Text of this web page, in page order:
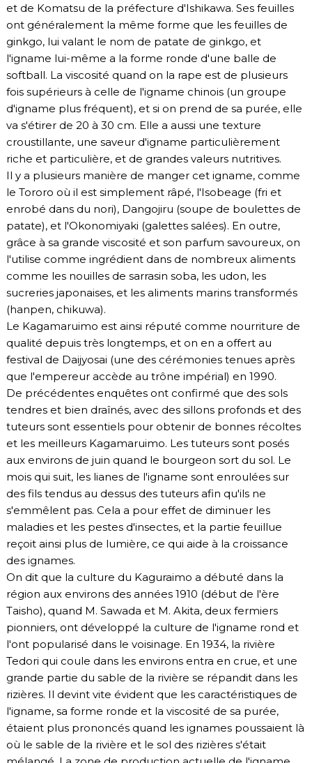
et de Komatsu de la préfecture d'Ishikawa. Ses feuilles
ont généralement la même forme que les feuilles de
ginkgo, lui valant le nom de patate de ginkgo, et
l'igname lui-même a la forme ronde d'une balle de
softball. La viscosité quand on la rape est de plusieurs
fois supérieurs à celle de l'igname chinois (un groupe
d'igname plus fréquent), et si on prend de sa purée, elle
va s'étirer de 20 à 30 cm. Elle a aussi une texture
croustillante, une saveur d'igname particulièrement
riche et particulière, et de grandes valeurs nutritives.
Il y a plusieurs manière de manger cet igname, comme
le Tororo où il est simplement râpé, l'Isobeage (fri et
enrobé dans du nori), Dangojiru (soupe de boulettes de
patate), et l'Okonomiyaki (galettes salées). En outre,
grâce à sa grande viscosité et son parfum savoureux, on
l'utilise comme ingrédient dans de nombreux aliments
comme les nouilles de sarrasin soba, les udon, les
sucreries japonaises, et les aliments marins transformés
(hanpen, chikuwa).
Le Kagamaruimo est ainsi réputé comme nourriture de
qualité depuis très longtemps, et on en a offert au
festival de Daijyosai (une des cérémonies tenues après
que l'empereur accède au trône impérial) en 1990.
De précédentes enquêtes ont confirmé que des sols
tendres et bien draînés, avec des sillons profonds et des
tuteurs sont essentiels pour obtenir de bonnes récoltes
et les meilleurs Kagamaruimo. Les tuteurs sont posés
aux environs de juin quand le bourgeon sort du sol. Le
mois qui suit, les lianes de l'igname sont enroulées sur
des fils tendus au dessus des tuteurs afin qu'ils ne
s'emmêlent pas. Cela a pour effet de diminuer les
maladies et les pestes d'insectes, et la partie feuillue
reçoit ainsi plus de lumière, ce qui aide à la croissance
des ignames.
On dit que la culture du Kaguraimo a débuté dans la
région aux environs des années 1910 (début de l'ère
Taisho), quand M. Sawada et M. Akita, deux fermiers
pionniers, ont développé la culture de l'igname rond et
l'ont popularisé dans le voisinage. En 1934, la rivière
Tedori qui coule dans les environs entra en crue, et une
grande partie du sable de la rivière se répandit dans les
rizières. Il devint vite évident que les caractéristiques de
l'igname, sa forme ronde et la viscosité de sa purée,
étaient plus prononcés quand les ignames poussaient là
où le sable de la rivière et le sol des rizières s'était